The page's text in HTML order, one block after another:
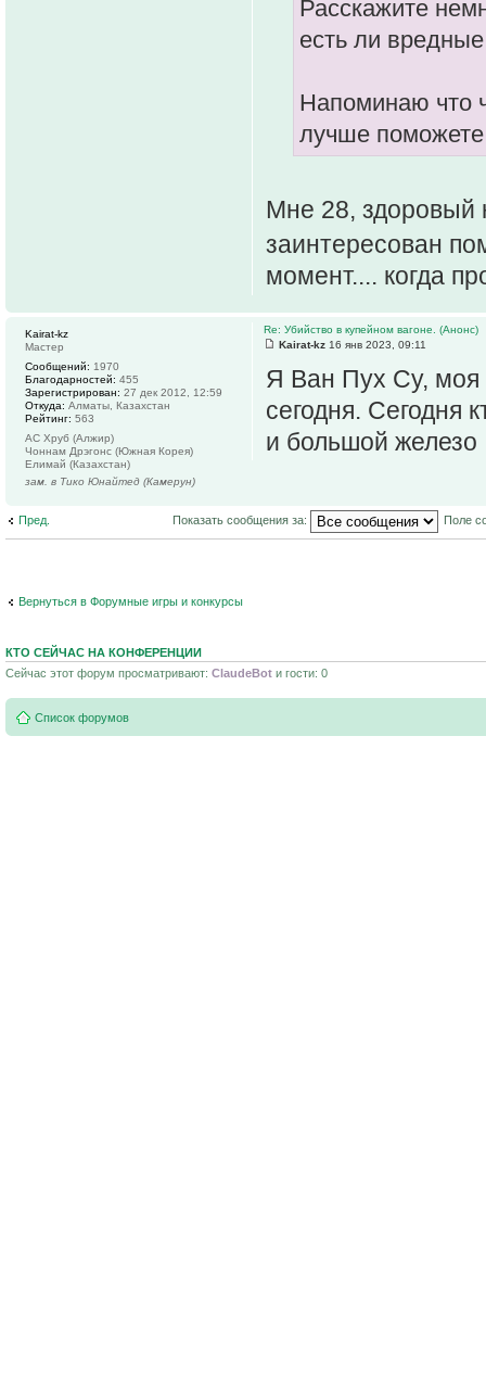
Расскажите
есть ли
Напоминаю что
лучше
Мне 28, здоровый
заинтересован
момент.... когда
Re: Убийство в купейном вагоне. (Анонс)
Kairat-kz 16 янв 2023, 09:11
Я Ван Пух Су, моя
сегодня. Сегодня
и большой железо
Kairat-kz
Мастер
Сообщений: 1970
Благодарностей: 455
Зарегистрирован: 27 дек 2012, 12:59
Откуда: Алматы, Казахстан
Рейтинг: 563
АС Хруб (Алжир)
Чоннам Дрэгонс (Южная Корея)
Елимай (Казахстан)
зам. в Тико Юнайтед (Камерун)
Пред. Показать сообщения за: Поле
Вернуться в Форумные игры и конкурсы
КТО СЕЙЧАС НА КОНФЕРЕНЦИИ
Сейчас этот форум просматривают: ClaudeBot и гости: 0
Список форумов